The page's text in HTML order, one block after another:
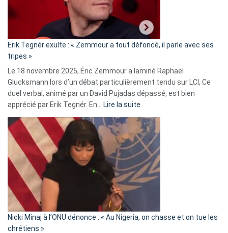
«
C’est
fake
news
»
Erik Tegnér exulte : « Zemmour a tout défoncé, il parle avec ses
tripes »
Le 18 novembre 2025, Éric Zemmour a laminé Raphaël
Glucksmann lors d’un débat particulièrement tendu sur LCI, Ce
duel verbal, animé par un David Pujadas dépassé, est bien
apprécié par Erik Tegnér. En… Lire la suite
Tegnér
exulte
« Zemmour
a
tout
parle
Nicki Minaj à l’ONU dénonce : « Au Nigeria, on chasse et on tue les
chrétiens »